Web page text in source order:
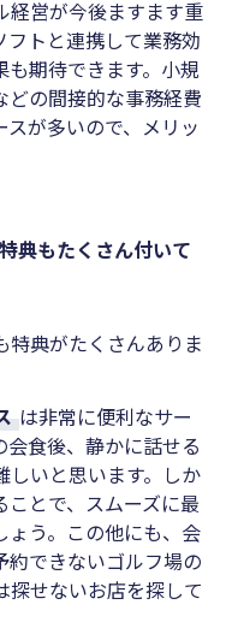
経営が今後ますます重
トと連携して業務効
期待できます。小規
どの間接的な事務経費
が多いので、メリッ
典もたくさん付いて
特典がたくさんありま
は非常に便利なサー
会食後、静かに話せる
しいと思います。しか
ことで、スムーズに最
ょう。この他にも、会
約できないゴルフ場の
探せないお店を探して